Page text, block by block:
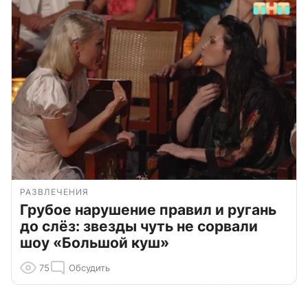
РАЗВЛЕЧЕНИЯ
Грубое нарушение правил и ругань
до слёз: звезды чуть не сорвали
шоу «Большой куш»
75 Обсудить